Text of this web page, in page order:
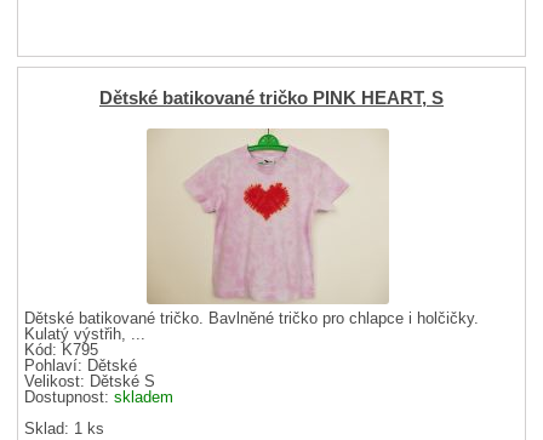
Dětské batikované tričko PINK HEART, S
Dětské batikované tričko. Bavlněné tričko pro chlapce i holčičky.
Kulatý výstřih, ...
Kód: K795
Pohlaví: Dětské
Velikost: Dětské S
Dostupnost:skladem
Sklad: 1 ks